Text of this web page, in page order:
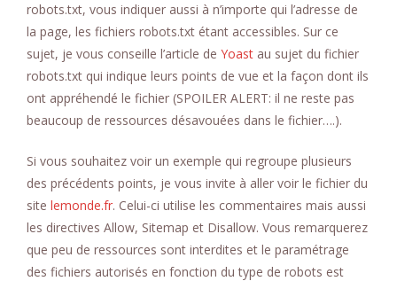
robots.txt, vous indiquer aussi à n’importe qui l’adresse de
la page, les fichiers robots.txt étant accessibles. Sur ce
sujet, je vous conseille l’article de Yoast au sujet du fichier
robots.txt qui indique leurs points de vue et la façon dont ils
ont appréhendé le fichier (SPOILER ALERT: il ne reste pas
beaucoup de ressources désavouées dans le fichier….).
Si vous souhaitez voir un exemple qui regroupe plusieurs
des précédents points, je vous invite à aller voir le fichier du
site lemonde.fr. Celui-ci utilise les commentaires mais aussi
les directives Allow, Sitemap et Disallow. Vous remarquerez
que peu de ressources sont interdites et le paramétrage
des fichiers autorisés en fonction du type de robots est